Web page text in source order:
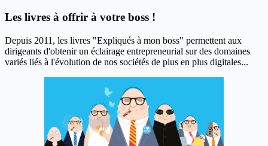
Les livres à offrir à votre boss !
Depuis 2011, les livres "Expliqués à mon boss" permettent aux
dirigeants d'obtenir un éclairage entrepreneurial sur des domaines
variés liés à l'évolution de nos sociétés de plus en plus digitales...